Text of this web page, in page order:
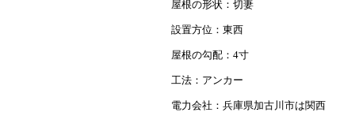
屋根の形状：切妻
設置方位：東西
屋根の勾配：4寸
工法：アンカー
電力会社：兵庫県加古川市は関西